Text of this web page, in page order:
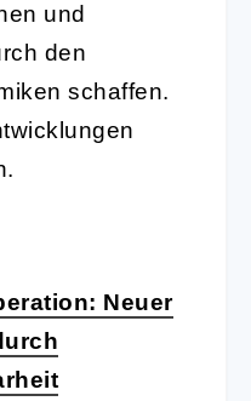
und
den
schaffen.
Neuer